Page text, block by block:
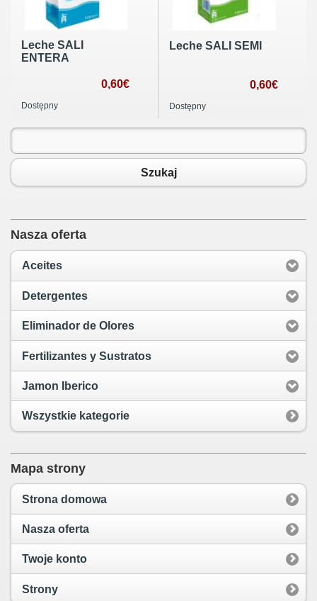
Leche SALI
ENTERA
0,60€
Dostępny
Leche SALI SEMI
0,60€
Dostępny
Szukaj
Nasza oferta
Aceites
Detergentes
Eliminador de Olores
Fertilizantes y Sustratos
Jamon Iberico
Wszystkie kategorie
Mapa strony
Strona domowa
Nasza oferta
Twoje konto
Strony